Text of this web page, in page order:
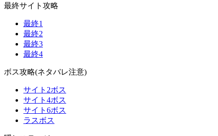
最終サイト攻略
最終1
最終2
最終3
最終4
ボス攻略(ネタバレ注意)
サイト2ボス
サイト4ボス
サイト6ボス
ラスボス